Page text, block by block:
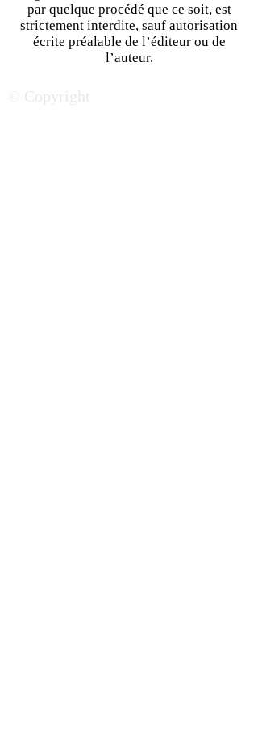
par quelque procédé que ce soit, est
strictement interdite, sauf autorisation
écrite préalable de l’éditeur ou de
l’auteur.
© Copyright